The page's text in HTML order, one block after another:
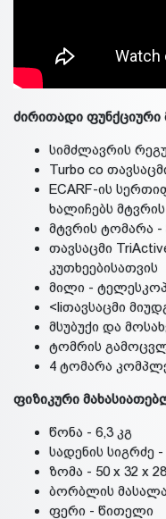
ძირითადი ფუნქციური
სიმძლავრის
Turbo со
ECARF-ის
ხალიჩებს
მტვრის ტომარა -
თავსაცმი
კუთხეებისათვის
მილი -
<liთავსაცმი
მსუბუქი და
ტომრის
4 ტომარა
ფიზიკური
წონა - 6,3 კგ
სადენის სიგრძე -
ზომა - 50 x 32 x
ბორბლის
ფერი - წითელი